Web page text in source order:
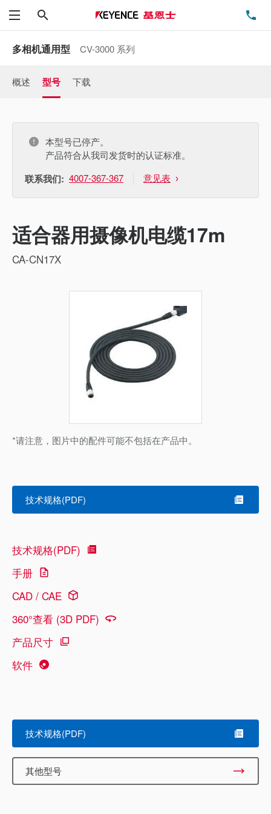
菜单
多相机通用型 CV-3000 系列
概述 型号 下载
本型号已停产。
产品符合从我司发货时的认证标准。
联系我们: 4007-367-367 意见表
适合器用摄像机电缆17m
CA-CN17X
*请注意，图片中的配件可能不包括在产品中。
技术规格(PDF)
技术规格(PDF)
手册
CAD / CAE
360°查看 (3D PDF)
产品尺寸
软件
技术规格(PDF)
其他型号